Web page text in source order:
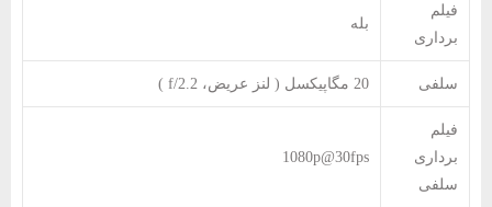
فیلم
برداری
بله
سلفی 20 مگاپیکسل ( لنز عریض، f/2.2 )
فیلم
برداری
سلفی
1080p@30fps